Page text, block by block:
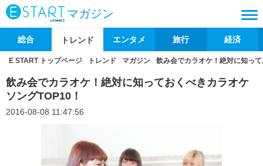
マガジン
総合 トレンド エンタメ 旅行 経済
E START トップページ トレンド マガジン 飲み会でカラオケ！絶対に知っ
飲み会でカラオケ！絶対に知っておくべきカラオケ
ソングTOP10！
2016-08-08 11:47:56